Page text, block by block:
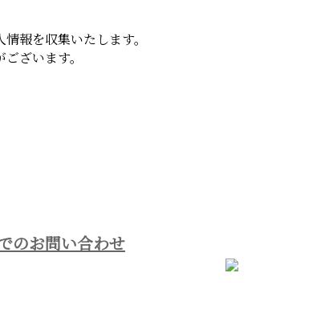
報を収集いたします。
ざいます。
のお問い合わせ